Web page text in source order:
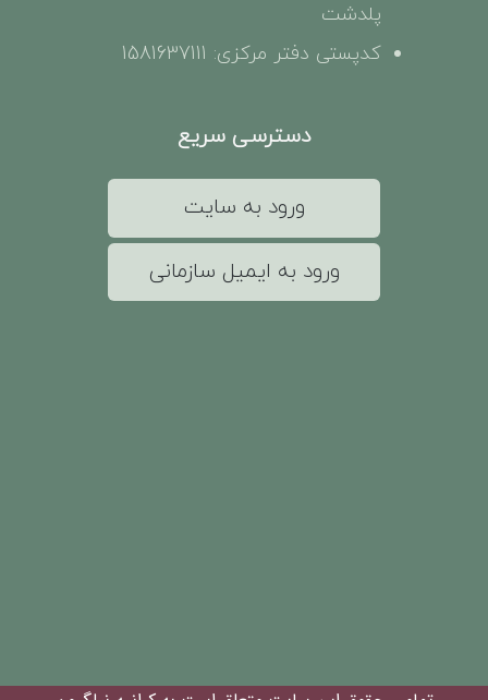
پلدشت
کدپستی دفتر مرکزی: 1581637111
دسترسی سریع
ورود به سایت
ورود به ایمیل سازمانی